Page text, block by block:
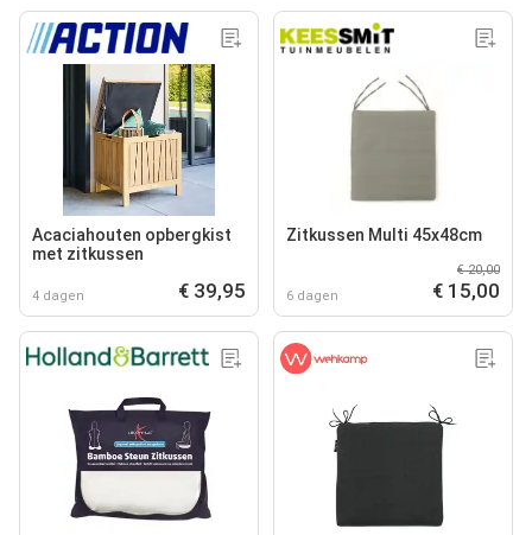
Acaciahouten opbergkist
met zitkussen
4 dagen € 39,95
Zitkussen Multi 45x48cm
6 dagen
€ 20,00
€ 15,00